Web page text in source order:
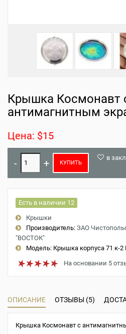
Крышка Космонавт
антимагнитным
Цена: $15
КУПИТЬ
в
Есть в наличии 12
Крышки
Производитель: ЗАО
"ВОСТОК"
Модель: Крышка корпуса 71 к-
На основании 5
ОПИСАНИЕ ОТЗЫВЫ (5)
Крышка Космонавт с